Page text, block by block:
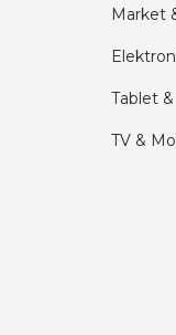
Market
Tablet
TV &